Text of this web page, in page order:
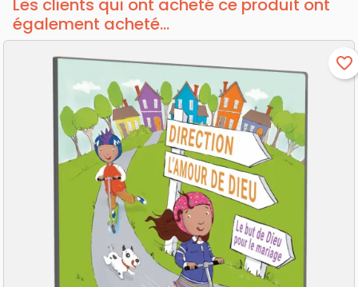
Les clients qui ont acheté ce produit ont
également acheté...
favorite_border